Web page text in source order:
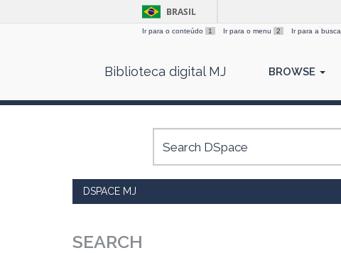
BRASIL
Ir para o conteúdo 1 Ir para o menu 2 Ir para a busca
Biblioteca digital MJ BROWSE
DSPACE MJ
SEARCH